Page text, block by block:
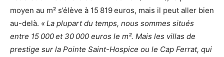
moyen au m² s’élève à 15 819 euros, mais il peut aller bien
au-delà. « La plupart du temps, nous sommes situés
entre 15 000 et 30 000 euros le m². Mais les villas de
prestige sur la Pointe Saint-Hospice ou le Cap Ferrat, qui